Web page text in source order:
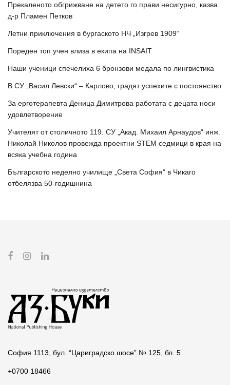
Прекаленото обгрижване на детето го прави несигурно, казва
д-р Пламен Петков
Летни приключения в бургаското НЧ „Изгрев 1909“
Пореден топ учен влиза в екипа на INSAIT
Наши ученици спечелиха 6 бронзови медала по лингвистика
В СУ „Васил Левски“ – Карлово, градят успехите с постоянство
За ерготерапевта Деница Димитрова работата с децата носи
удовлетворение
Учителят от столичното 119. СУ „Акад. Михаил Арнаудов“ инж.
Николай Николов провежда проектни STEM седмици в края на
всяка учебна година
Българското неделно училище „Света София“ в Чикаго
отбелязва 50-годишнина
София 1113, бул. “Цариградско шосе” № 125, бл. 5
+0700 18466